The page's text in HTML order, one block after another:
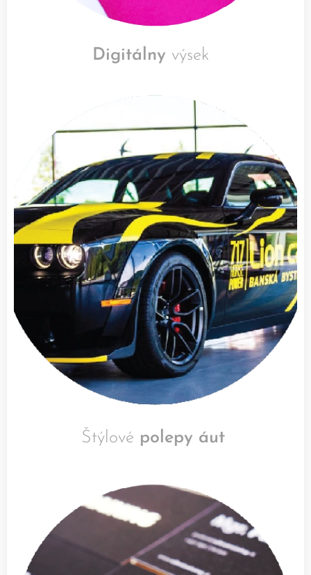
Digitálny výsek
Štýlové polepy áut